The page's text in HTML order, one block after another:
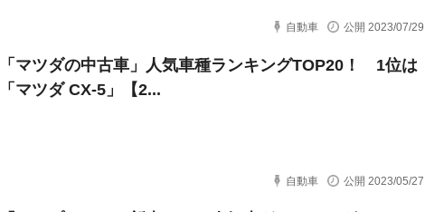
自動車 公開 2023/07/29
「マツダの中古車」人気車種ランキングTOP20！ 1位は
「マツダ CX-5」【2...
自動車 公開 2023/05/27